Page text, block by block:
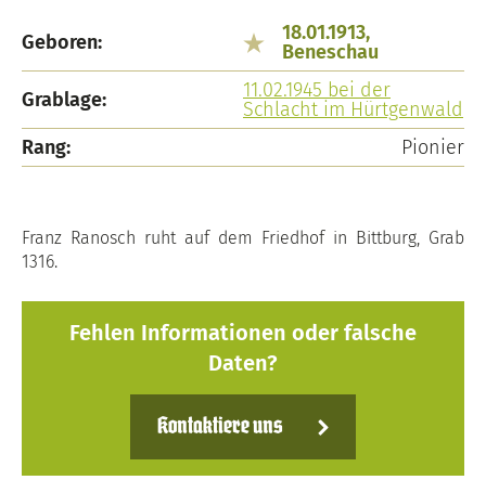
Geboren:
18.01.1913,
Beneschau
Grablage:
11.02.1945 bei der
Schlacht im Hürtgenwald
Rang:
Pionier
Franz Ranosch ruht auf dem Friedhof in Bittburg, Grab
1316.
Fehlen Informationen oder falsche
Daten?
Kontaktiere uns